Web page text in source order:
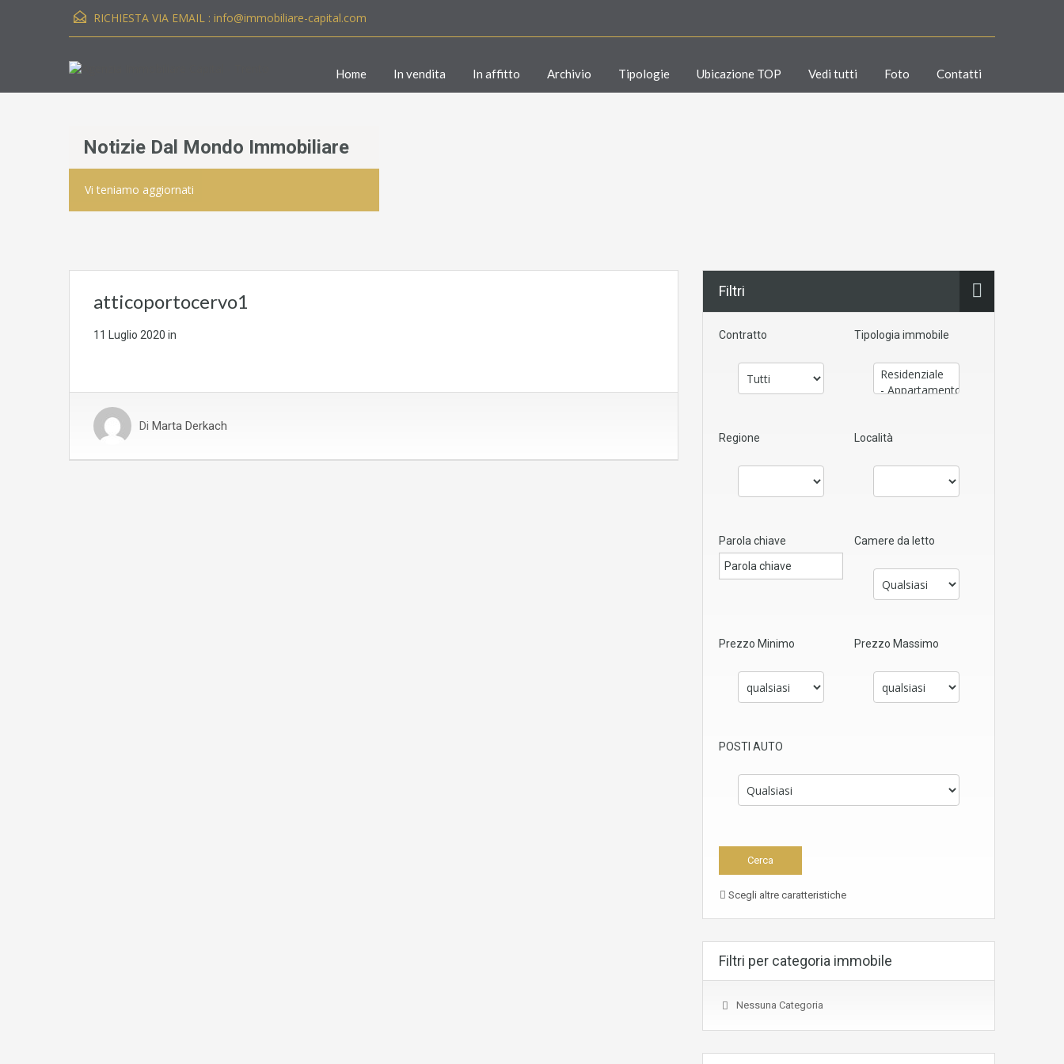
RICHIESTA VIA EMAIL : info@immobiliare-capital.com
Home In vendita In affitto Archivio Tipologie Ubicazione TOP Vedi tutti Foto Contatti
Notizie Dal Mondo Immobiliare
Vi teniamo aggiornati
atticoportocervo1
11 Luglio 2020 in
Di Marta Derkach
Filtri
Contratto Tipologia immobile
Regione Località
Parola chiave Camere da letto
Prezzo Minimo Prezzo Massimo
POSTI AUTO
Scegli altre caratteristiche
Filtri per categoria immobile
Nessuna Categoria